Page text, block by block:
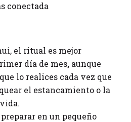
conectada
el ritual es mejor
día de mes, aunque
lo realices cada vez que
el estancamiento o la
en un pequeño